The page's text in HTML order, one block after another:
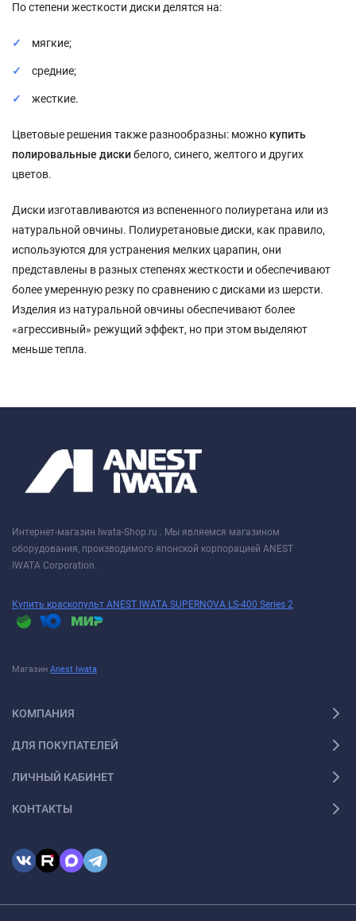
По степени жесткости диски делятся на:
мягкие;
средние;
жесткие.
Цветовые решения также разнообразны: можно купить
полировальные дискибелого, синего, желтого и других
цветов.
Диски изготавливаются из вспененного полиуретана или из
натуральной овчины. Полиуретановые диски, как правило,
используются для устранения мелких царапин, они
представлены в разных степенях жесткости и обеспечивают
более умеренную резку по сравнению с дисками из шерсти.
Изделия из натуральной овчины обеспечивают более
«агрессивный» режущий эффект, но при этом выделяют
меньше тепла.
Интернет-магазин Iwata-Shop.ru . Мы являемся магазином
оборудования, производимого японской корпорацией ANEST
IWATA Corporation.
Купить краскопульт ANEST IWATA SUPERNOVA LS-400 Series 2
Магазин Anest Iwata
КОМПАНИЯ
ДЛЯ ПОКУПАТЕЛЕЙ
ЛИЧНЫЙ КАБИНЕТ
КОНТАКТЫ